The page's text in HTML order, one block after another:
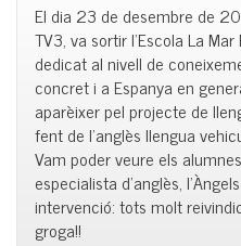
El dia 23 de desembre de
TV3, va sortir l’Escola La
dedicat al nivell de
concret i a Espanya en
aparèixer pel projecte de
fent de l’anglès llengua
Vam poder veure els
especialista d’anglès,
intervenció: tots molt
groga!!